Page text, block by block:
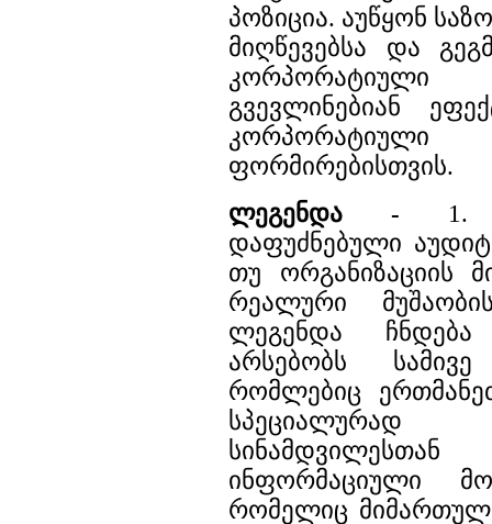
პოზიცია. აუწყონ
მიღწევებსა და
გვევლინებიან
ფორმირებისთვის.
ლეგენდა - 1.
დაფუძნებული
თუ ორგანიზაციის
რეალური
ლეგენდა
არსებობს
რომლებიც
სპეციალურად
ინფორმაციული
რომელიც